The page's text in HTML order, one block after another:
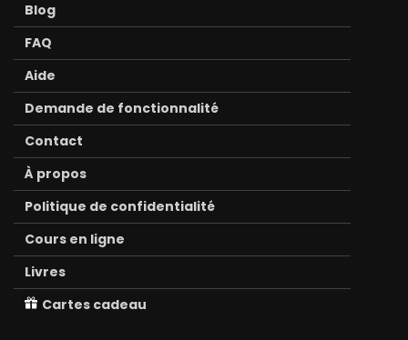
Blog
FAQ
Aide
Demande de fonctionnalité
Contact
À propos
Politique de confidentialité
Cours en ligne
Livres
Cartes cadeau